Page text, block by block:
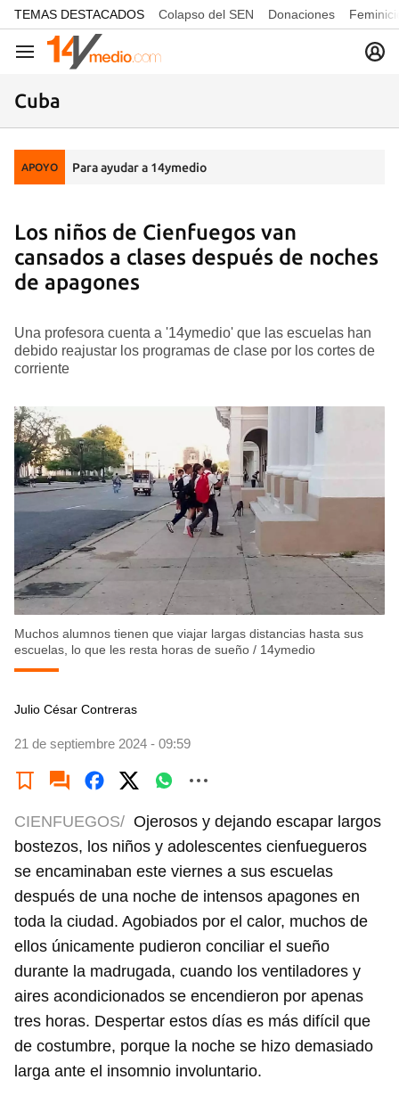
common.go-to-content
TEMAS DESTACADOS Colapso del SEN Donaciones
Navegación
Cuba
APOYO Para ayudar a 14ymedio
Los niños de Cienfuegos van
cansados a clases después de noches
de apagones
Una profesora cuenta a '14ymedio' que las escuelas han
debido reajustar los programas de clase por los cortes de
corriente
Muchos alumnos tienen que viajar largas distancias hasta sus
escuelas, lo que les resta horas de sueño / 14ymedio
Julio César Contreras
21 de septiembre 2024 - 09:59
CIENFUEGOS/ Ojerosos y dejando escapar largos
bostezos, los niños y adolescentes cienfuegueros
se encaminaban este viernes a sus escuelas
después de una noche de intensos apagones en
toda la ciudad. Agobiados por el calor, muchos de
ellos únicamente pudieron conciliar el sueño
durante la madrugada, cuando los ventiladores y
aires acondicionados se encendieron por apenas
tres horas. Despertar estos días es más difícil que
de costumbre, porque la noche se hizo demasiado
larga ante el insomnio involuntario.